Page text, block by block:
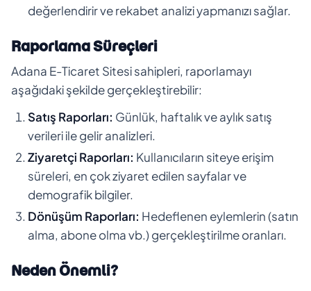
değerlendirir ve rekabet analizi yapmanızı sağlar.
Raporlama Süreçleri
Adana E-Ticaret Sitesi sahipleri, raporlamayı
aşağıdaki şekilde gerçekleştirebilir:
Satış Raporları: Günlük, haftalık ve aylık satış
verileri ile gelir analizleri.
Ziyaretçi Raporları: Kullanıcıların siteye erişim
süreleri, en çok ziyaret edilen sayfalar ve
demografik bilgiler.
Dönüşüm Raporları: Hedeflenen eylemlerin (satın
alma, abone olma vb.) gerçekleştirilme oranları.
Neden Önemli?